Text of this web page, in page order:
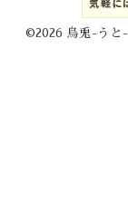
©2026 烏兎-う